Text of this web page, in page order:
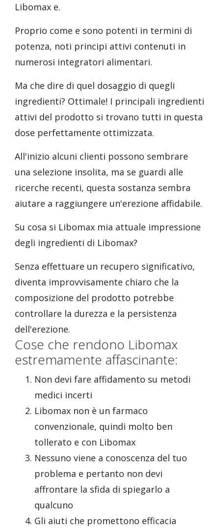
Libomax e.
Proprio come e sono potenti in termini di
potenza, noti principi attivi contenuti in
numerosi integratori alimentari.
Ma che dire di quel dosaggio di quegli
ingredienti? Ottimale! I principali ingredienti
attivi del prodotto si trovano tutti in questa
dose perfettamente ottimizzata.
All'inizio alcuni clienti possono sembrare
una selezione insolita, ma se guardi alle
ricerche recenti, questa sostanza sembra
aiutare a raggiungere un'erezione affidabile.
Su cosa si Libomax mia attuale impressione
degli ingredienti di Libomax?
Senza effettuare un recupero significativo,
diventa improvvisamente chiaro che la
composizione del prodotto potrebbe
controllare la durezza e la persistenza
dell'erezione.
Cose che rendono Libomax
estremamente affascinante:
Non devi fare affidamento su metodi
medici incerti
Libomax non è un farmaco
convenzionale, quindi molto ben
tollerato e con Libomax
Nessuno viene a conoscenza del tuo
problema e pertanto non devi
affrontare la sfida di spiegarlo a
qualcuno
Gli aiuti che promettono efficacia